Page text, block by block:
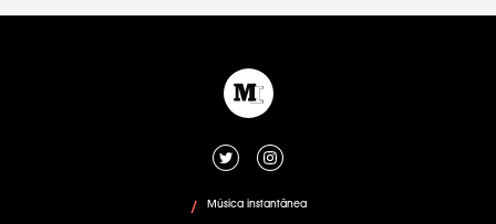
/ Música instantânea